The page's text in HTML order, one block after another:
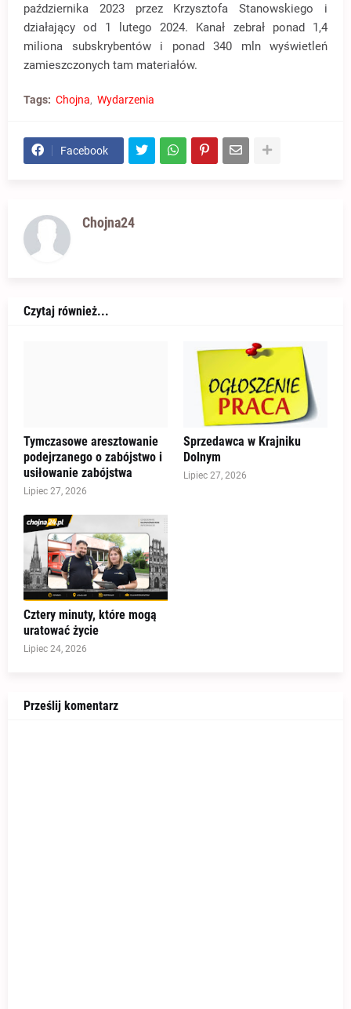
października 2023 przez Krzysztofa Stanowskiego i
działający od 1 lutego 2024. Kanał zebrał ponad 1,4
miliona subskrybentów i ponad 340 mln wyświetleń
zamieszczonych tam materiałów.
Tags: Chojna Wydarzenia
Facebook
Chojna24
Czytaj również...
Tymczasowe aresztowanie
podejrzanego o zabójstwo i
usiłowanie zabójstwa
Lipiec 27, 2026
Sprzedawca w Krajniku
Dolnym
Lipiec 27, 2026
Cztery minuty, które mogą
uratować życie
Lipiec 24, 2026
Prześlij komentarz